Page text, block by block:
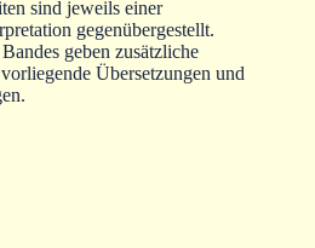
sind jeweils einer
gegenübergestellt.
geben zusätzliche
Übersetzungen und